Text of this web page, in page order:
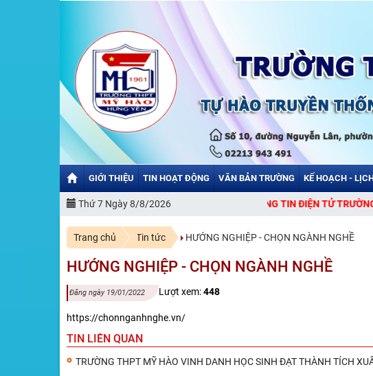
GIỚI THIỆU TIN HOẠT ĐỘNG VĂN BẢN TRƯỜNG KẾ HOẠCH -
Thứ 7 Ngày 8/8/2026
CHÀO MỪNG BẠN ĐẾN VỚI CỔNG THÔNG TIN ĐIỆN TỬ TRƯỜNG THPT MỸ
Trang chủ Tin tức HƯỚNG NGHIỆP - CHỌN NGÀNH NGHỀ
HƯỚNG NGHIỆP - CHỌN NGÀNH NGHỀ
Đăng ngày 19/01/2022 Lượt xem:448
https://chonnganhnghe.vn/
TIN LIÊN QUAN
TRƯỜNG THPT MỸ HÀO VINH DANH HỌC SINH ĐẠT THÀNH TÍCH